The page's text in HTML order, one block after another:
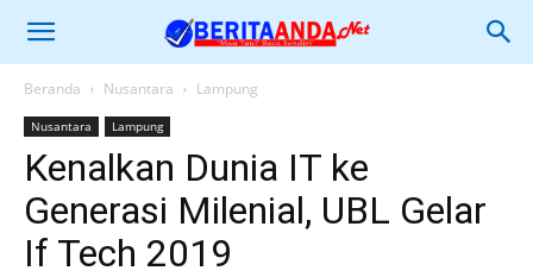
Beranda Nusantara Lampung
Nusantara Lampung
Kenalkan Dunia IT ke
Generasi Milenial, UBL Gelar
If Tech 2019